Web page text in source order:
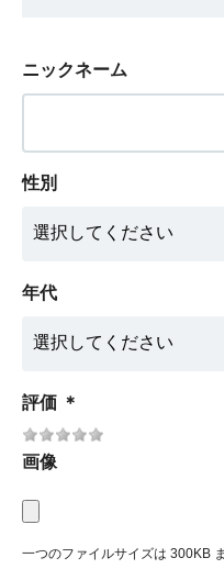
ニックネーム
性別
年代
評価 ＊
画像
一つのファイルサイズは 300KB